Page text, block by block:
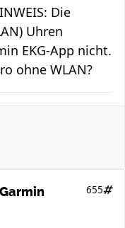
Die
Uhren
EKG-App nicht.
ohne WLAN?
655